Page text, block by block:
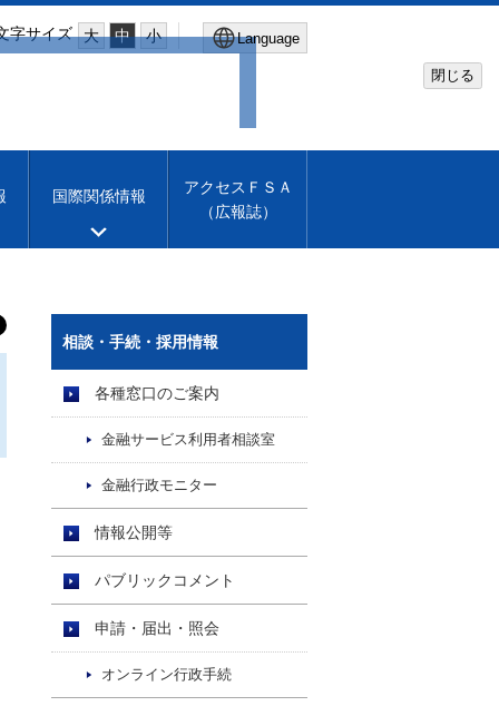
字サイズ 大 中 小 Language
Machine translation
閉じる
国際関係情報
アクセスＦＳＡ
（広報誌）
相談・手続・採用情報
各種窓口のご案内
金融サービス利用者相談室
金融行政モニター
情報公開等
パブリックコメント
申請・届出・照会
オンライン行政手続